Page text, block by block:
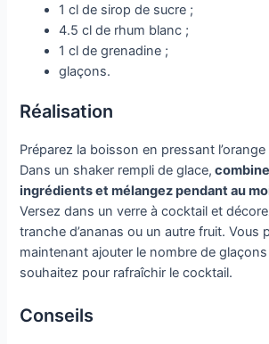
1 cl de sirop de sucre ;
4.5 cl de rhum blanc ;
1 cl de grenadine ;
glaçons.
Réalisation
Préparez la boisson en pressant
Dans un shaker rempli de glace,
ingrédients et mélangez pendant au
Versez dans un verre à cocktail et
tranche d’ananas ou un autre fruit. Vous
maintenant ajouter le nombre de
souhaitez pour rafraîchir le cocktail.
Conseils